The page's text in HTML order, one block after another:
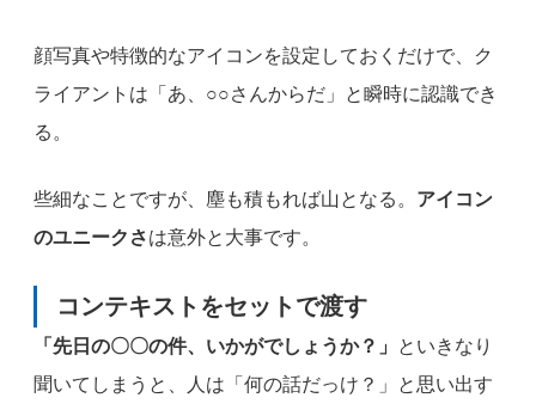
顔写真や特徴的なアイコンを設定しておくだけで、ク
ライアントは「あ、○○さんからだ」と瞬時に認識でき
る。
些細なことですが、塵も積もれば山となる。 アイコン
のユニークさは意外と大事です。
コンテキストをセットで渡す
「先日の〇〇の件、いかがでしょうか？」
といきなり
聞いてしまうと、人は「何の話だっけ？」と思い出す